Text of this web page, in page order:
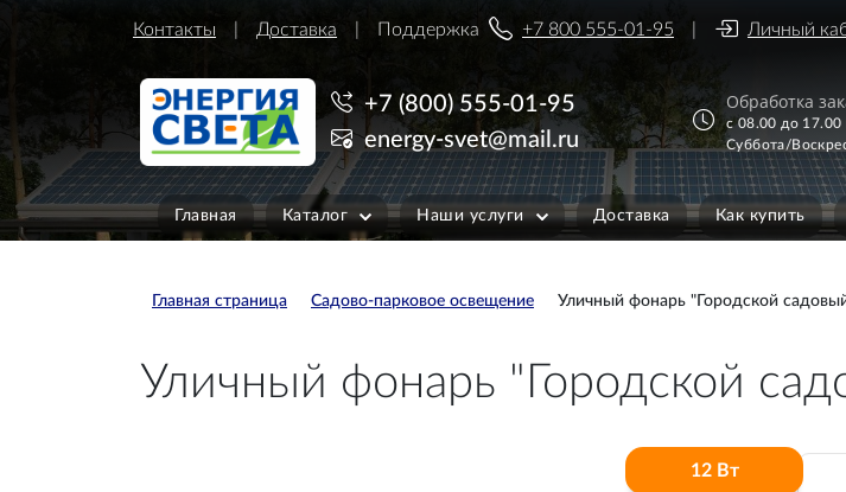
Контакты Доставка Поддержка +7 800 555-01-95 Личный
+7 (800) 555-01-95
energy-svet@mail.ru
Обработка
с 08.00 до 17.00
Суббота/
Главная Каталог Наши услуги Доставка Как купить
Главная страница Садово-парковое освещение Уличный фонарь "Городской
Уличный фонарь "Городской
12 Вт